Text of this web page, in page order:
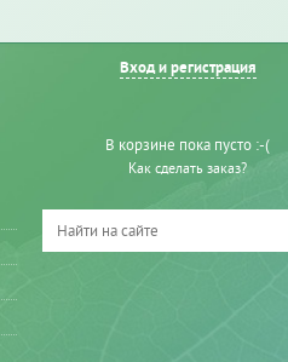
Вход и регистрация
В корзине пока пусто :-(
Как сделать заказ?